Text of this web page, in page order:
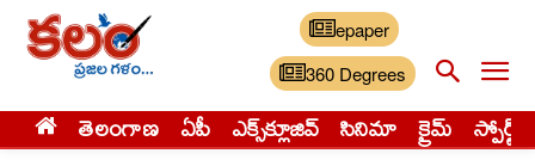
epaper
360 Degrees
తెలంగాణ ఏపీ ఎక్స్‌క్లూజివ్‌ సినిమా క్రైమ్ స్పోర్ట్స్